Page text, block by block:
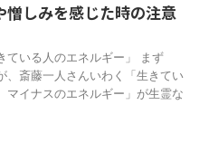
しみを感じた時の注意
ている人のエネルギー」 まず
、斎藤一人さんいわく「生きてい
マイナスのエネルギー」が生霊な